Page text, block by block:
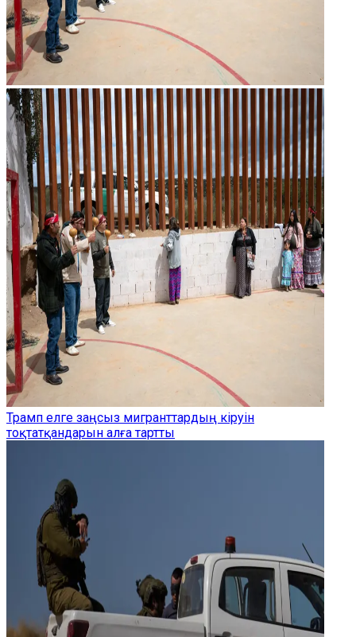
Трамп елге заңсыз мигранттардың кіруін
тоқтатқандарын алға тартты